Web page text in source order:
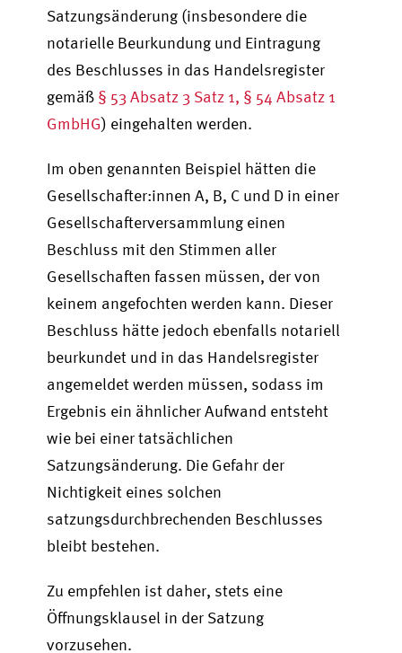
Satzungsänderung (insbesondere die
notarielle Beurkundung und Eintragung
des Beschlusses in das Handelsregister
gemäß § 53 Absatz 3 Satz 1, § 54 Absatz 1
GmbHG) eingehalten werden.
Im oben genannten Beispiel hätten die
Gesellschafter:innen A, B, C und D in einer
Gesellschafterversammlung einen
Beschluss mit den Stimmen aller
Gesellschaften fassen müssen, der von
keinem angefochten werden kann. Dieser
Beschluss hätte jedoch ebenfalls notariell
beurkundet und in das Handelsregister
angemeldet werden müssen, sodass im
Ergebnis ein ähnlicher Aufwand entsteht
wie bei einer tatsächlichen
Satzungsänderung. Die Gefahr der
Nichtigkeit eines solchen
satzungsdurchbrechenden Beschlusses
bleibt bestehen.
Zu empfehlen ist daher, stets eine
Öffnungsklausel in der Satzung
vorzusehen.